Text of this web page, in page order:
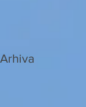
Arhiva